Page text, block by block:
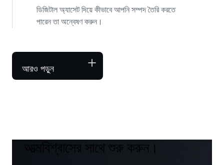
ডিজিটাল অ্যাসেট দিয়ে কীভাবে আপনি সম্পদ তৈরি করতে
পারেন তা অন্বেষণ করুন।
আরও পড়ুন
আত্মবিশ্বাসের সাথে শুরু করুন।